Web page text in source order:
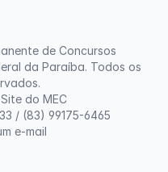
Site do MEC
/ (83) 99175-6465
e-mail
de Concursos
da Paraíba. Todos os